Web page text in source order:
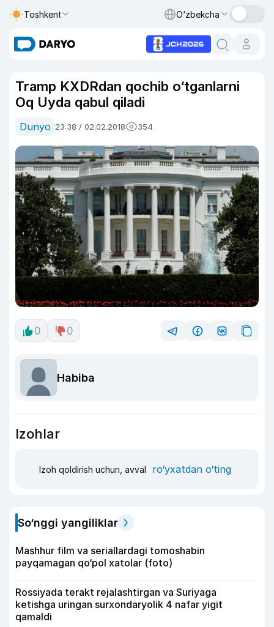
Toshkent O‘zbekcha
Tramp KXDRdan qochib o‘tganlarni
Oq Uyda qabul qiladi
Dunyo 23:38 / 02.02.2018 354
0 0
Habiba
Izohlar
Izoh qoldirish uchun, avval ro‘yxatdan o‘ting
So‘nggi yangiliklar
Mashhur film va seriallardagi tomoshabin
payqamagan qo‘pol xatolar (foto)
Rossiyada terakt rejalashtirgan va Suriyaga
ketishga uringan surxondaryolik 4 nafar yigit
qamaldi